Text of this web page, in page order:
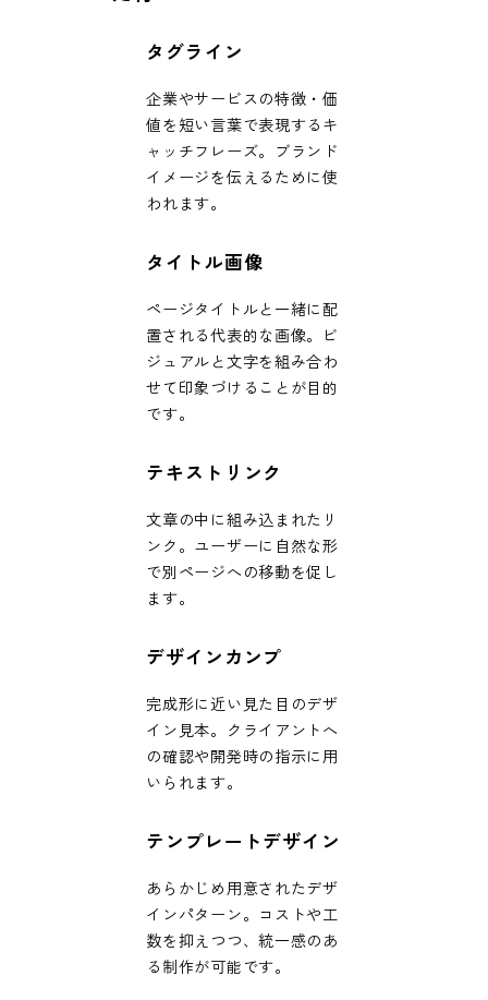
タグライン
企業やサービスの特徴・価
値を短い言葉で表現するキ
ャッチフレーズ。ブランド
イメージを伝えるために使
われます。
タイトル画像
ページタイトルと一緒に配
置される代表的な画像。ビ
ジュアルと文字を組み合わ
せて印象づけることが目的
です。
テキストリンク
文章の中に組み込まれたリ
ンク。ユーザーに自然な形
で別ページへの移動を促し
ます。
デザインカンプ
完成形に近い見た目のデザ
イン見本。クライアントへ
の確認や開発時の指示に用
いられます。
テンプレートデザイン
あらかじめ用意されたデザ
インパターン。コストや工
数を抑えつつ、統一感のあ
る制作が可能です。